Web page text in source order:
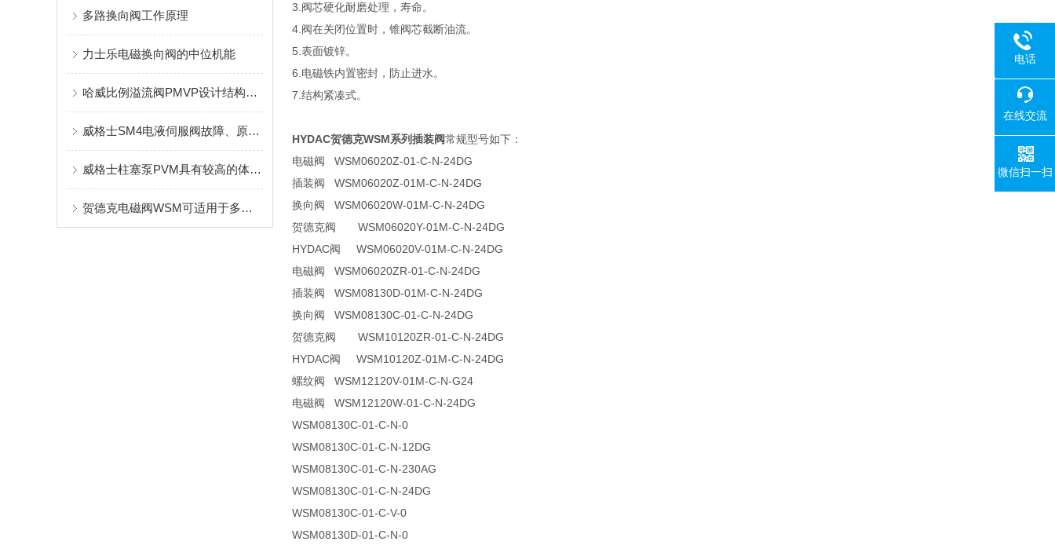
多路换向阀工作原理
力士乐电磁换向阀的中位机能
哈威比例溢流阀PMVP设计结构简单，更容易维护和安装
威格士SM4电液伺服阀故障、原因、排除
威格士柱塞泵PVM具有较高的体积效率和机械效率
贺德克电磁阀WSM可适用于多种液体和气体介质
3.阀芯硬化耐磨处理，寿命。
4.阀在关闭位置时，锥阀芯截断油流。
5.表面镀锌。
6.电磁铁内置密封，防止进水。
7.结构紧凑式。
HYDAC贺德克WSM系列插装阀常规型号如下：
电磁阀 WSM06020Z-01-C-N-24DG
插装阀 WSM06020Z-01M-C-N-24DG
换向阀 WSM06020W-01M-C-N-24DG
贺德克阀 WSM06020Y-01M-C-N-24DG
HYDAC阀 WSM06020V-01M-C-N-24DG
电磁阀 WSM06020ZR-01-C-N-24DG
插装阀 WSM08130D-01M-C-N-24DG
换向阀 WSM08130C-01-C-N-24DG
贺德克阀 WSM10120ZR-01-C-N-24DG
HYDAC阀 WSM10120Z-01M-C-N-24DG
螺纹阀 WSM12120V-01M-C-N-G24
电磁阀 WSM12120W-01-C-N-24DG
WSM08130C-01-C-N-0
WSM08130C-01-C-N-12DG
WSM08130C-01-C-N-230AG
WSM08130C-01-C-N-24DG
WSM08130C-01-C-V-0
WSM08130D-01-C-N-0
电话
在线交流
微信扫一扫